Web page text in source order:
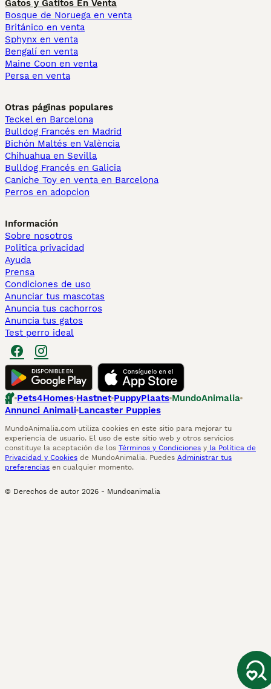
Gatos y Gatitos En Venta
Bosque de Noruega en venta
Británico en venta
Sphynx en venta
Bengalí en venta
Maine Coon en venta
Persa en venta
Otras páginas populares
Teckel en Barcelona
Bulldog Francés en Madrid
Bichón Maltés en València
Chihuahua en Sevilla
Bulldog Francés en Galicia
Caniche Toy en venta en Barcelona
Perros en adopcion
Información
Sobre nosotros
Politica privacidad
Ayuda
Prensa
Condiciones de uso
Anunciar tus mascotas
Anuncia tus cachorros
Anuncia tus gatos
Test perro ideal
Pets4Homes Hastnet PuppyPlaats MundoAnimalia
Annunci Animali Lancaster Puppies
MundoAnimalia.com utiliza cookies en este sitio para mejorar tu
experiencia de usuario. El uso de este sitio web y otros servicios
constituye la aceptación de los Términos y Condiciones y la Política de
Privacidad y Cookies de MundoAnimalia. Puedes Administrar tus
preferencias en cualquier momento.
© Derechos de autor 2026 - Mundoanimalia